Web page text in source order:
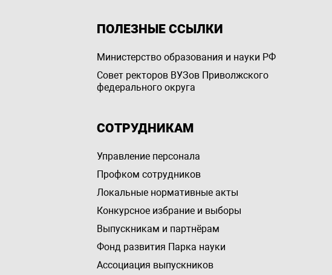
ПОЛЕЗНЫЕ ССЫЛКИ
Министерство образования и науки РФ
Совет ректоров ВУЗов Приволжского
федерального округа
СОТРУДНИКАМ
Управление персоналa
Профком сотрудников
Локальные нормативные акты
Конкурсное избрание и выборы
Выпускникам и партнёрам
Фонд развития Парка науки
Ассоциация выпускников